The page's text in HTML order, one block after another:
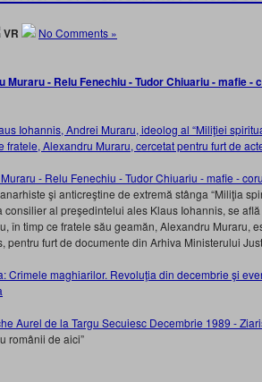
VR No Comments »
Iohannis, Andrei Muraru, ideolog al “Miliţiei
fratele, Alexandru Muraru, cercetat pentru furt de
şi anticreştine de extremă stânga “Miliţia
consilier al preşedintelui ales Klaus Iohannis, se
în timp ce fratele său geamăn, Alexandru Muraru,
pentru furt de documente din Arhiva Ministerului
Crimele maghiarilor. Revoluţia din decembrie şi
românii de aici”